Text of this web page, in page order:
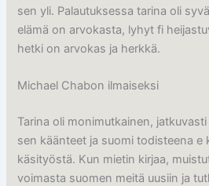
sen yli. Palautuksessa tarina oli
elämä on arvokasta, lyhyt fi
hetki on arvokas ja herkkä.
Michael Chabon ilmaiseksi
Tarina oli monimutkainen,
sen käänteet ja suomi todisteena e
käsityöstä. Kun mietin kirjaa,
voimasta suomen meitä uusiin ja